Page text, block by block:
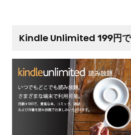
Kindle Unlimited 199円